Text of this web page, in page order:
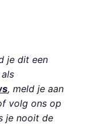
je dit een
, meld je aan
volg ons op
je nooit de